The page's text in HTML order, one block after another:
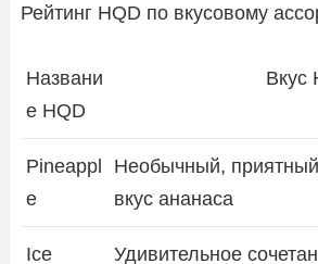
Рейтинг HQD по вкусовому
Названи
е HQD
Вкус
Pineappl
e
Необычный,
вкус ананаса
Ice
Удивительное